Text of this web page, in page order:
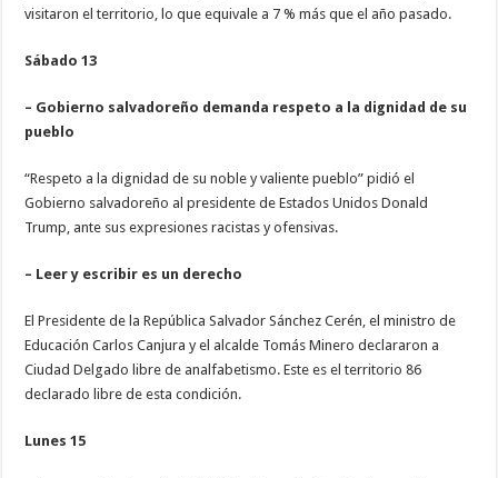
visitaron el territorio, lo que equivale a 7 % más que el año pasado.
Sábado 13
– Gobierno salvadoreño demanda respeto a la dignidad de su
pueblo
“Respeto a la dignidad de su noble y valiente pueblo” pidió el
Gobierno salvadoreño al presidente de Estados Unidos Donald
Trump, ante sus expresiones racistas y ofensivas.
– Leer y escribir es un derecho
El Presidente de la República Salvador Sánchez Cerén, el ministro de
Educación Carlos Canjura y el alcalde Tomás Minero declararon a
Ciudad Delgado libre de analfabetismo. Este es el territorio 86
declarado libre de esta condición.
Lunes 15